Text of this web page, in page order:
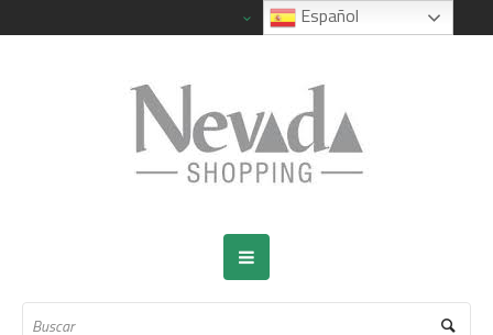
Español